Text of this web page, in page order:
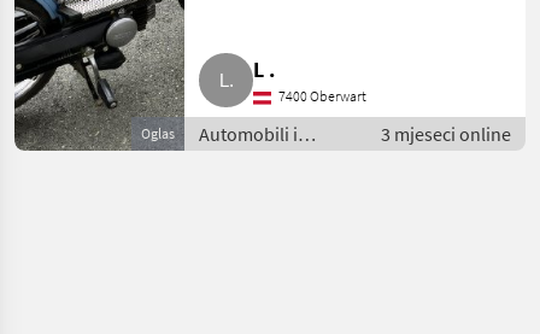
Oglas
L .
7400 Oberwart
Automobili i
motocikli / Motori
3 mjeseci online